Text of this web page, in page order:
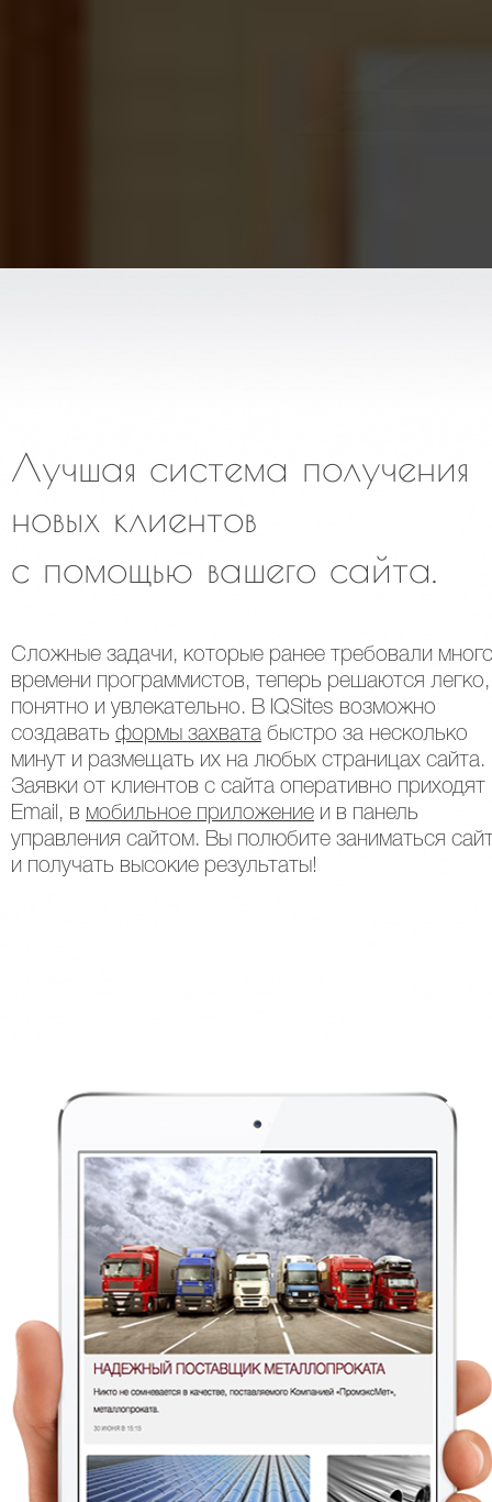
Лучшая система получения
новых клиентов
с помощью вашего сайта.
Сложные задачи, которые ранее требовали
времени программистов, теперь решаются легко,
понятно и увлекательно. В IQSites возможно
создавать формы захвата быстро за несколько
минут и размещать их на любых страницах сайта.
Заявки от клиентов с сайта оперативно приходят
Email, в мобильное приложение и в панель
управления сайтом. Вы полюбите заниматься
и получать высокие результаты!